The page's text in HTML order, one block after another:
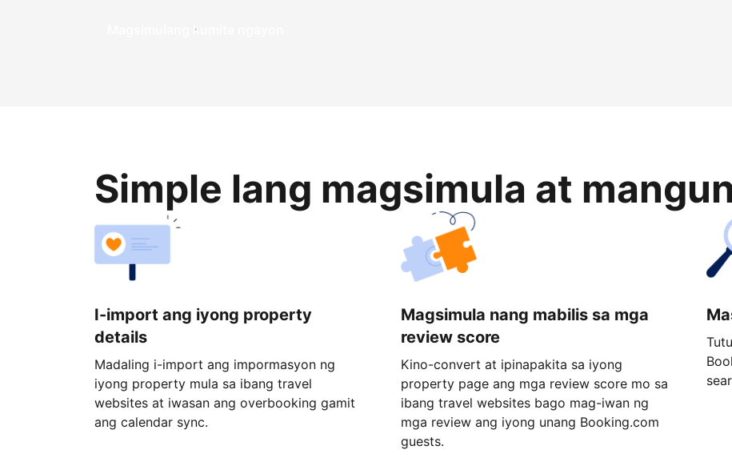
Magsimulang kumita ngayon
Simple lang magsimula at
I-import ang iyong property
details
Madaling i-import ang impormasyon ng
iyong property mula sa ibang travel
websites at iwasan ang overbooking gamit
ang calendar sync.
Magsimula nang mabilis sa mga
review score
Kino-convert at ipinapakita sa iyong
property page ang mga review score mo sa
ibang travel websites bago mag-iwan ng
mga review ang iyong unang Booking.com
guests.